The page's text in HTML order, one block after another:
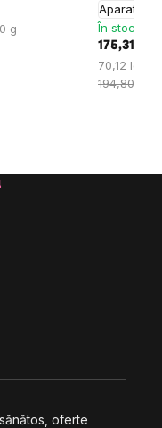
g
Aparat
În stoc
175,31 lei
Evaluare
preţ:
70,12 lei /
194,80 lei
oferte